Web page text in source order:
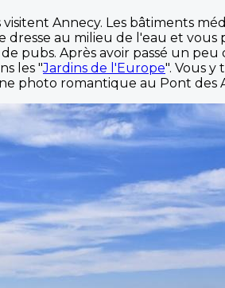
Annecy. Les bâtiments
dresse au milieu de l'eau et
pubs. Après avoir passé un
les "Jardins de l'Europe". Vous
photo romantique au Pont des